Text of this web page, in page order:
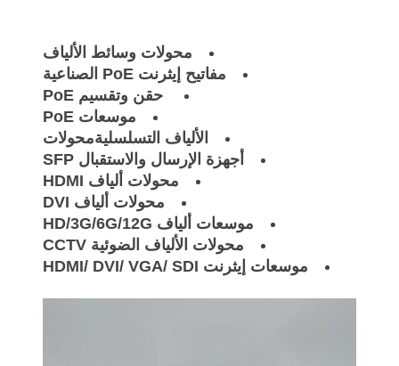
محولات وسائط الألياف
مفاتيح إيثرنت PoE الصناعية
حقن وتقسيم PoE
موسعات PoE
الألياف التسلسليةمحولات
أجهزة الإرسال والاستقبال SFP
محولات ألياف HDMI
محولات ألياف DVI
موسعات ألياف HD/3G/6G/12G
محولات الألياف الضوئية CCTV
موسعات إيثرنت HDMI/ DVI/ VGA/ SDI